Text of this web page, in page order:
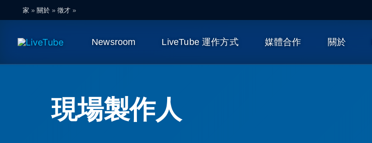
至
內
家 » 關於 » 徵才 »
Newsroom LiveTube 運作方式 媒體合作 關於
現場製作人